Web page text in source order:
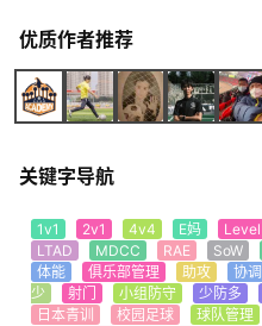
优质作者推荐
关键字导航
1v1 2v1 4v4 E妈 Level
LTAD
MDCC RAE SoW
体能
俱乐部管理 助攻 协
少
射门 小组防守 少防多
日本青训
校园足球 球队管理